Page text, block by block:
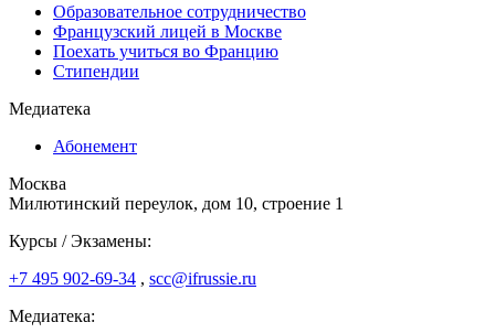
Образовательное сотрудничество
Французский лицей в Москве
Поехать учиться во Францию
Стипендии
Медиатека
Абонемент
Москва
Милютинский переулок, дом 10, строение 1
Курсы / Экзамены:
+7 495 902-69-34 , scc@ifrussie.ru
Медиатека: